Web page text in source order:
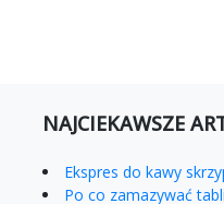
NAJCIEKAWSZE
Ekspres do kawy
Po co zamazywać